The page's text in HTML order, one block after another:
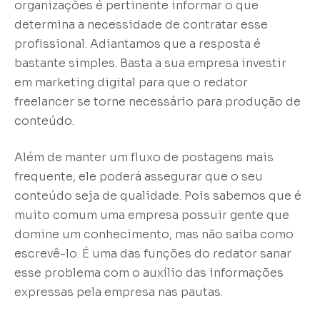
organizações é pertinente informar o que
determina a necessidade de contratar esse
profissional. Adiantamos que a resposta é
bastante simples. Basta a sua empresa investir
em marketing digital para que o redator
freelancer se torne necessário para produção de
conteúdo.
Além de manter um fluxo de postagens mais
frequente, ele poderá assegurar que o seu
conteúdo seja de qualidade. Pois sabemos que é
muito comum uma empresa possuir gente que
domine um conhecimento, mas não saiba como
escrevê-lo. É uma das funções do redator sanar
esse problema com o auxílio das informações
expressas pela empresa nas pautas.